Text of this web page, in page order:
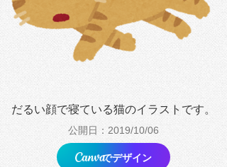
だるい顔で寝ている猫のイラストです。
公開日：2019/10/06
でデザイン